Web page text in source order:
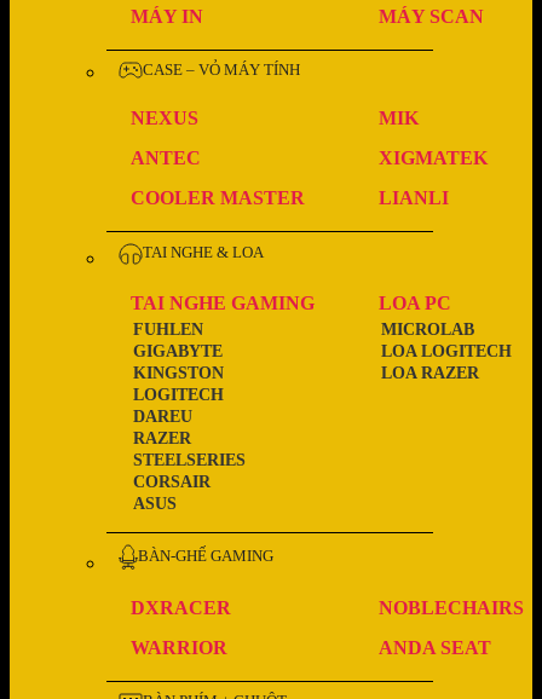
MÁY IN MÁY SCAN
CASE – VỎ MÁY TÍNH
NEXUS
MIK
ANTEC
XIGMATEK
COOLER MASTER
LIANLI
TAI NGHE & LOA
TAI NGHE GAMING
ASUS
CORSAIR
STEELSERIES
RAZER
DAREU
LOGITECH
KINGSTON
GIGABYTE
FUHLEN
LOA PC
LOA RAZER
LOA LOGITECH
MICROLAB
BÀN-GHẾ GAMING
DXRACER
NOBLECHAIRS
WARRIOR
ANDA SEAT